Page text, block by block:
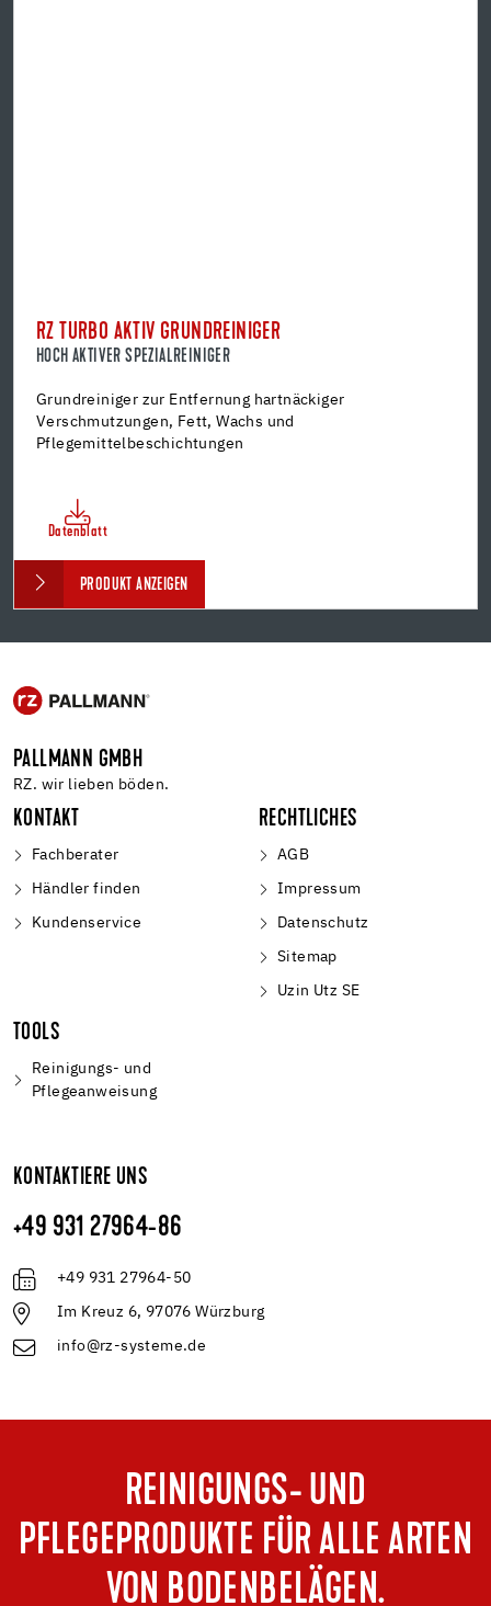
RZ TURBO AKTIV GRUNDREINIGER
HOCH AKTIVER SPEZIALREINIGER
Grundreiniger zur Entfernung hartnäckiger
Verschmutzungen, Fett, Wachs und
Pflegemittelbeschichtungen
Datenblatt
PRODUKT ANZEIGEN
PALLMANN GMBH
RZ. wir lieben böden.
KONTAKT
Fachberater
Händler finden
Kundenservice
RECHTLICHES
AGB
Impressum
Datenschutz
Sitemap
Uzin Utz SE
TOOLS
Reinigungs- und
Pflegeanweisung
KONTAKTIERE UNS
+49 931 27964-86
+49 931 27964-50
Im Kreuz 6, 97076 Würzburg
info@rz-systeme.de
REINIGUNGS- UND
PFLEGEPRODUKTE FÜR ALLE ARTEN
VON BODENBELÄGEN.